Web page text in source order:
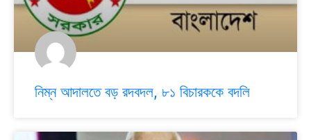
নিম্ন আদালতে বড় রদবদল, ৮১ বিচারককে বদলি